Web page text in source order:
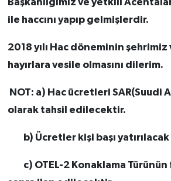
Başkanlığımız ve yetkili
ile haccını yapıp gelmişlerdir.
2018 yılı Hac döneminin
hayırlara vesile olmasını dilerim.
NOT: a) Hac ücretleri SAR(Suudi
olarak tahsil edilecektir.
b) Ücretler kişi başı
c) OTEL-2 Konaklama Türünün